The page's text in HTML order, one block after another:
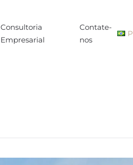
Consultoria
Empresarial
Contate-
nos